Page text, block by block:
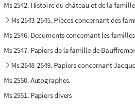
Ms 2542. Histoire du château et de la
Ms 2543-2545. Pièces concernant des
Ms 2546. Documents concernant les
Ms 2547. Papiers de la famille de
Ms 2548-2549. Papiers concernant
Ms 2550. Autographes.
Ms 2551. Papiers divers